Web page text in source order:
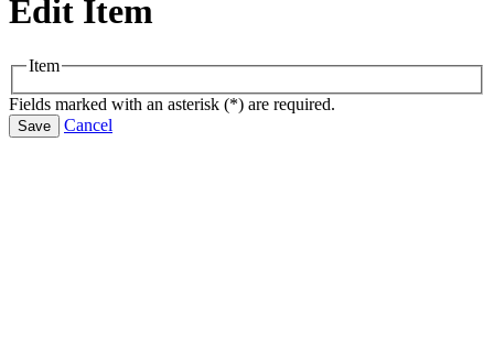
Edit Item
Item
Fields marked with an asterisk (*) are required.
Save Cancel